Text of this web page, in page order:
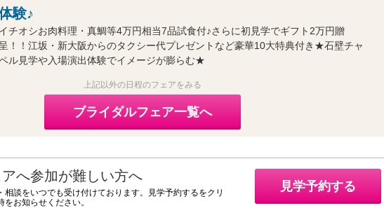
験♪
イチオシお肉料理・真鯛等4万円相当7品試食付♪さらに初見学でギフト2万円贈
呈！！江坂・新大阪からのタクシー代プレゼントなど豪華10大特典付き★石壁チャ
ル見学や入場演出体験でイメージが膨らむ★
上記以外の日程のフェアをみる
ブライダルフェア一覧へ
へ参加が難しい方へ
相談をいつでも受け付けております。見学予約するをクリ
お知らせください。
見学予約する